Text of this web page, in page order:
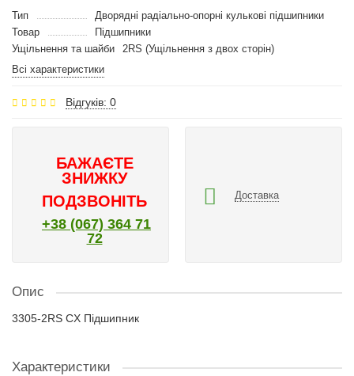
Тип
Дворядні радіально-опорні кулькові підшипники
Товар
Підшипники
Ущільнення та шайби
2RS (Ущільнення з двох сторін)
Всі характеристики
Відгуків: 0
БАЖАЄТЕ
ЗНИЖКУ
ПОДЗВОНІТЬ
+38 (067) 364 71
72
Доставка
Опис
3305-2RS CX Підшипник
Характеристики